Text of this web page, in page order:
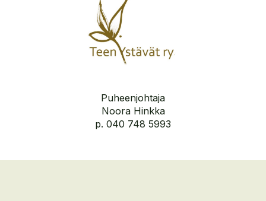
Puheenjohtaja
Noora Hinkka
p. 040 748 5993